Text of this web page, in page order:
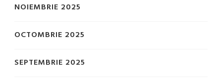
NOIEMBRIE 2025
OCTOMBRIE 2025
SEPTEMBRIE 2025